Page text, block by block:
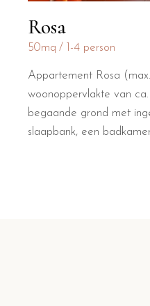
Rosa
50mq 1-4 person
Appartement Rosa
woonoppervlakte van
begaande grond met
slaapbank, een